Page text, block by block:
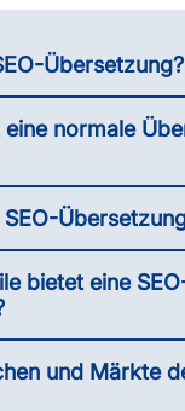
Übersetzung?
normale
bietet eine
und Märkte